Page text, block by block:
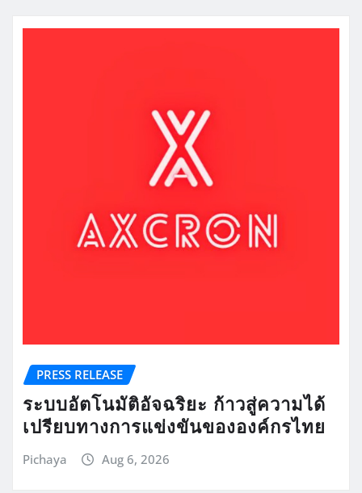
PRESS RELEASE
ระบบอัตโนมัติอัจฉริยะ ก้าวสู่ความได้
เปรียบทางการแข่งขันขององค์กรไทย
Pichaya Aug 6, 2026